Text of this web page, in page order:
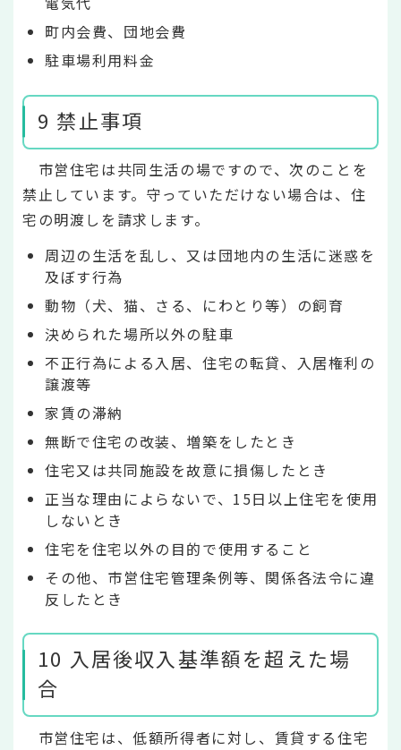
町内会費、団地会費
駐車場利用料金
9 禁止事項
市営住宅は共同生活の場ですので、次のことを
禁止しています。守っていただけない場合は、住
宅の明渡しを請求します。
周辺の生活を乱し、又は団地内の生活に迷惑を
及ぼす行為
動物（犬、猫、さる、にわとり等）の飼育
決められた場所以外の駐車
不正行為による入居、住宅の転貸、入居権利の
譲渡等
家賃の滞納
無断で住宅の改装、増築をしたとき
住宅又は共同施設を故意に損傷したとき
正当な理由によらないで、15日以上住宅を使用
しないとき
住宅を住宅以外の目的で使用すること
その他、市営住宅管理条例等、関係各法令に違
反したとき
10 入居後収入基準額を超えた場
合
市営住宅は、低額所得者に対し、賃貸する住宅